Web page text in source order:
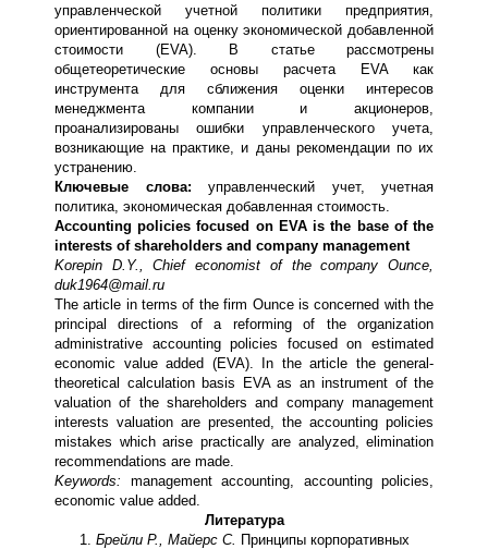
управленческой учетной политики предприятия,
ориентированной на оценку экономической добавленной
стоимости (EVA). В статье рассмотрены
общетеоретические основы расчета EVA как
инструмента для сближения оценки интересов
менеджмента компании и акционеров,
проанализированы ошибки управленческого учета,
возникающие на практике, и даны рекомендации по их
устранению.
Ключевые слова: управленческий учет, учетная
политика, экономическая добавленная стоимость.
Accounting policies focused on EVA is the base of the
interests of shareholders and company management
Korepin D.Y., Chief economist of the company Ounce,
duk1964@mail.ru
The article in terms of the firm Ounce is concerned with the
principal directions of a reforming of the organization
administrative accounting policies focused on estimated
economic value added (EVA). In the article the general-
theoretical calculation basis EVA as an instrument of the
valuation of the shareholders and company management
interests valuation are presented, the accounting policies
mistakes which arise practically are analyzed, elimination
recommendations are made.
Keywords: management accounting, accounting policies,
economic value added.
Литература
1. Брейли Р., Майерс С. Принципы корпоративных